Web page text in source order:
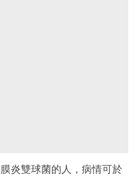
炎雙球菌的人，病情可於